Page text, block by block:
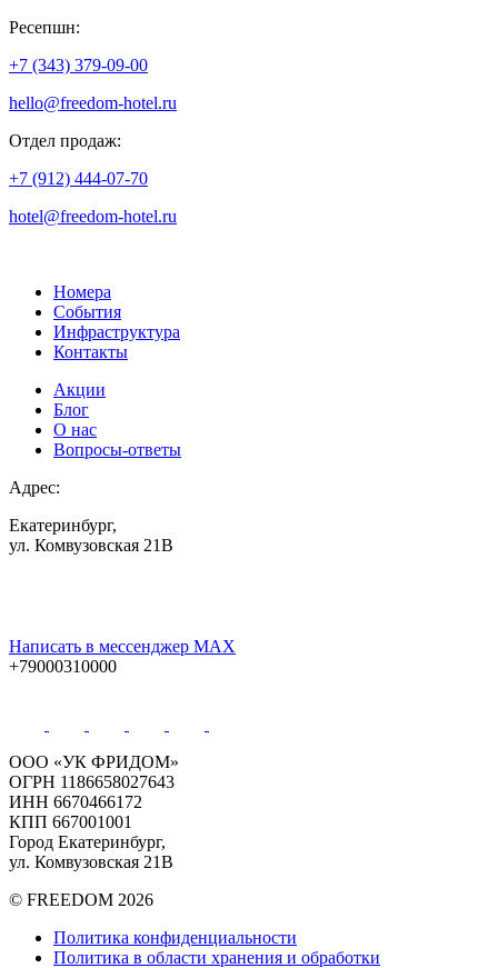
Ресепшн:
+7 (343) 379-09-00
hello@freedom-hotel.ru
Отдел продаж:
+7 (912) 444-07-70
hotel@freedom-hotel.ru
Номера
События
Инфраструктура
Контакты
Акции
Блог
О нас
Вопросы-ответы
Адрес:
Екатеринбург,
ул. Комвузовская 21В
Написать в мессенджер MAX
+79000310000
ООО «УК ФРИДОМ»
ОГРН 1186658027643
ИНН 6670466172
КПП 667001001
Город Екатеринбург,
ул. Комвузовская 21В
© FREEDOM 2026
Политика конфиденциальности
Политика в области хранения и обработки